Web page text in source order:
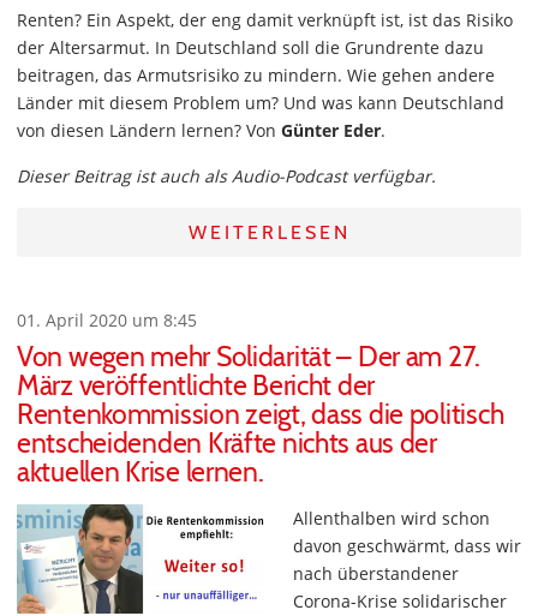
Renten? Ein Aspekt, der eng damit verknüpft ist, ist das Risiko
der Altersarmut. In Deutschland soll die Grundrente dazu
beitragen, das Armutsrisiko zu mindern. Wie gehen andere
Länder mit diesem Problem um? Und was kann Deutschland
von diesen Ländern lernen? Von Günter Eder.
Dieser Beitrag ist auch als Audio-Podcast verfügbar.
WEITERLESEN
01. April 2020 um 8:45
Von wegen mehr Solidarität – Der am 27.
März veröffentlichte Bericht der
Rentenkommission zeigt, dass die politisch
entscheidenden Kräfte nichts aus der
aktuellen Krise lernen.
Allenthalben wird schon
davon geschwärmt, dass wir
nach überstandener
Corona-Krise solidarischer